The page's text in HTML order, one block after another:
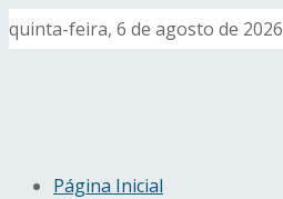
quinta-feira, 6 de agosto de 2026
Página Inicial